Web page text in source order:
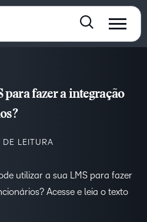
para fazer a integração
DE LEITURA
utilizar a sua LMS para fazer
Acesse e leia o texto